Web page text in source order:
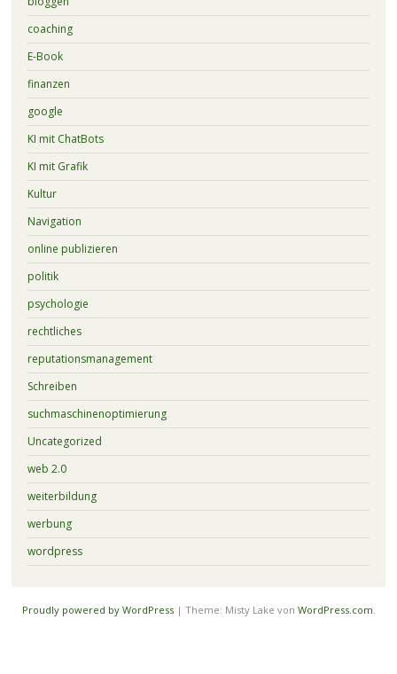
coaching
E-Book
finanzen
google
KI mit ChatBots
KI mit Grafik
Kultur
Navigation
online publizieren
politik
psychologie
rechtliches
reputationsmanagement
Schreiben
suchmaschinenoptimierung
Uncategorized
web 2.0
weiterbildung
werbung
wordpress
Proudly powered by WordPress | Theme: Misty Lake von WordPress.com.